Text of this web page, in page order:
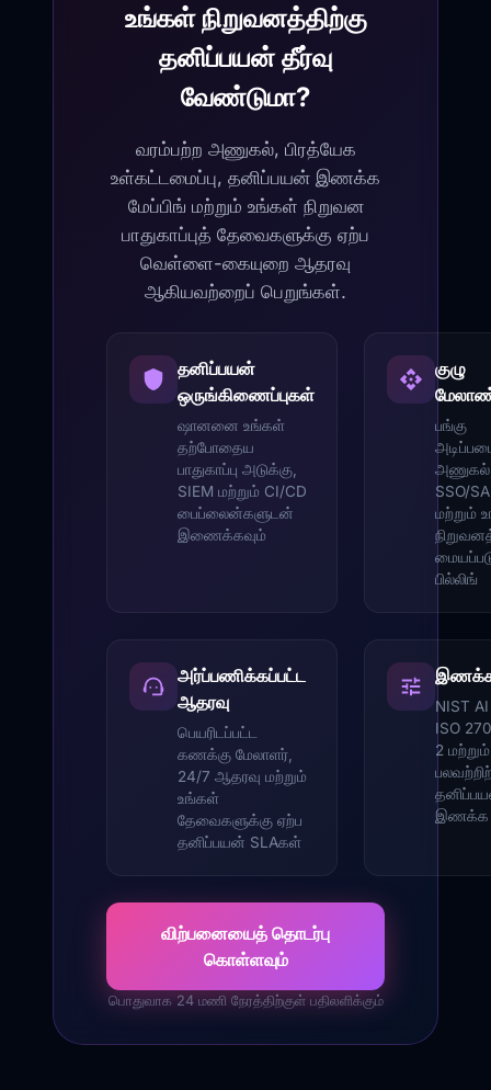
உங்கள் நிறுவனத்திற்கு
தனிப்பயன் தீர்வு
வேண்டுமா?
வரம்பற்ற அணுகல், பிரத்யேக
உள்கட்டமைப்பு, தனிப்பயன் இணக்க
மேப்பிங் மற்றும் உங்கள் நிறுவன
பாதுகாப்புத் தேவைகளுக்கு ஏற்ப
வெள்ளை-கையுறை ஆதரவு
ஆகியவற்றைப் பெறுங்கள்.
தனிப்பயன்
ஒருங்கிணைப்புகள்
ஷானனை உங்கள்
தற்போதைய
பாதுகாப்பு அடுக்கு,
SIEM மற்றும் CI/CD
பைப்லைன்களுடன்
இணைக்கவும்
குழு
பங்கு
SSO/
மற்றும்
பில்லிங்
அர்ப்பணிக்கப்பட்ட
ஆதரவு
பெயரிடப்பட்ட
கணக்கு மேலாளர்,
24/7 ஆதரவு மற்றும்
உங்கள்
தேவைகளுக்கு ஏற்ப
தனிப்பயன் SLAகள்
NIST
ISO
2 மற்றும்
இணக்க
விற்பனையைத் தொடர்பு
கொள்ளவும்
பொதுவாக 24 மணி நேரத்திற்குள் பதிலளிக்கும்